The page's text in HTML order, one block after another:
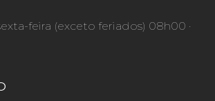
feira (exceto feriados) 08h00 ·